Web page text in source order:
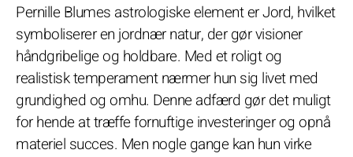
Pernille Blumes astrologiske element er Jord, hvilket
symboliserer en jordnær natur, der gør visioner
håndgribelige og holdbare. Med et roligt og
realistisk temperament nærmer hun sig livet med
grundighed og omhu. Denne adfærd gør det muligt
for hende at træffe fornuftige investeringer og opnå
materiel succes. Men nogle gange kan hun virke